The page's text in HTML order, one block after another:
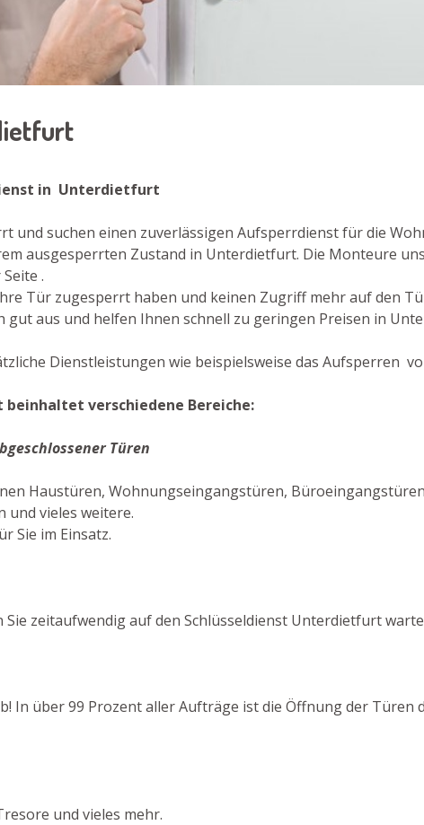
in Unterdietfurt
und suchen einen zuverlässigen Aufsperrdienst für die
ausgesperrten Zustand in Unterdietfurt. Die Monteure
.
Tür zugesperrt haben und keinen Zugriff mehr auf den
gut aus und helfen Ihnen schnell zu geringen Preisen in
Dienstleistungen wie beispielsweise das Aufsperren
verschiedene Bereiche:
Türen
Haustüren, Wohnungseingangstüren,
vieles weitere.
Sie im Einsatz.
zeitaufwendig auf den Schlüsseldienst Unterdietfurt
In über 99 Prozent aller Aufträge ist die Öffnung der
und vieles mehr.